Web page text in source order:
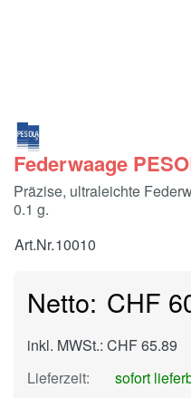
Federwaage
Präzise, ultraleichte
0.1 g.
Art.Nr.10010
CHF
inkl. MWSt.: CHF 65.89
Lieferzeit:
sofort